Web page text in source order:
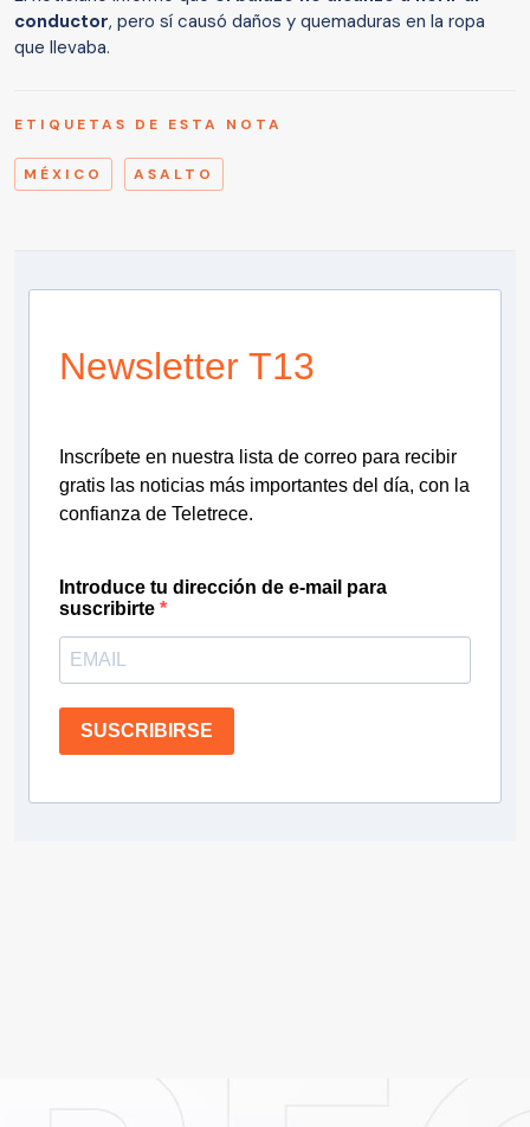
conductor, pero sí causó daños y quemaduras en la ropa
que llevaba.
ETIQUETAS DE ESTA NOTA
MÉXICO ASALTO
Newsletter T13
Inscríbete en nuestra lista de correo para recibir
gratis las noticias más importantes del día, con la
confianza de Teletrece.
Introduce tu dirección de e-mail para
suscribirte
SUSCRIBIRSE